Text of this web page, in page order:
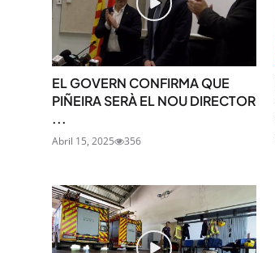
EL GOVERN CONFIRMA QUE
PIÑEIRA SERÀ EL NOU DIRECTOR
...
Abril 15, 2025 356